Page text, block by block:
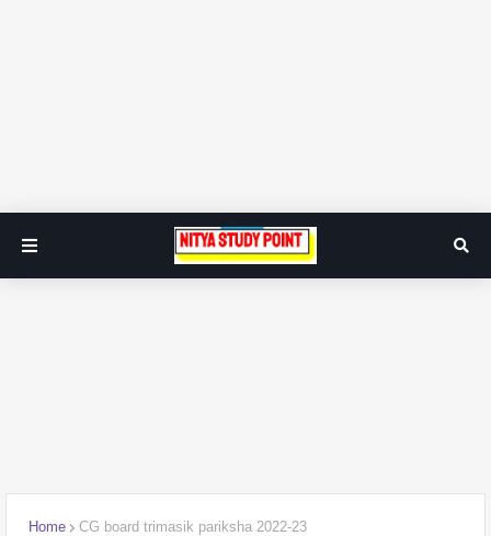
Home CG board trimasik pariksha 2022-23